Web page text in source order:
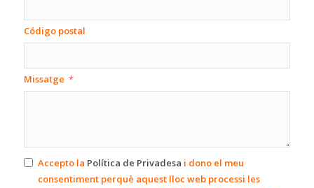
Código postal
Missatge
Accepto la Política de Privadesa i dono el meu
consentiment perquè aquest lloc web processi les